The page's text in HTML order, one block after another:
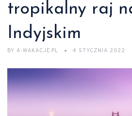
tropikalny raj
Indyjskim
BY A-WAKACJE.PL 4 STYCZNIA 2022